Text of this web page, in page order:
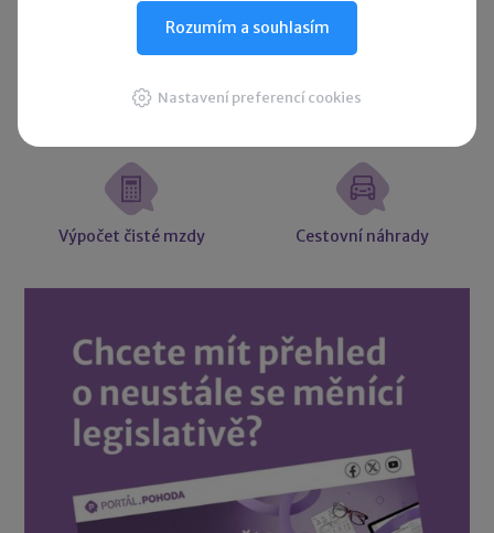
Účetní souvztažnosti Majetkové daně
Výpočet čisté mzdy Cestovní náhrady
Rozumím a souhlasím
Nastavení preferencí cookies